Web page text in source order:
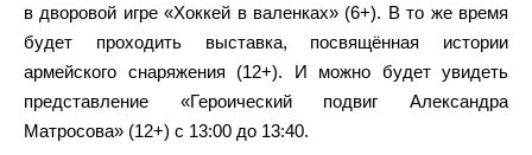
в дворовой игре «Хоккей в валенках» (6+). В то же время
будет проходить выставка, посвящённая истории
армейского снаряжения (12+). И можно будет увидеть
представление «Героический подвиг Александра
Матросова» (12+) с 13:00 до 13:40.